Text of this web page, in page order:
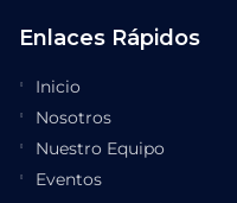
Enlaces Rápidos
Inicio
Nosotros
Nuestro Equipo
Eventos